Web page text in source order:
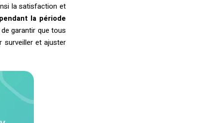
la satisfaction et
la période
garantir que tous
surveiller et ajuster